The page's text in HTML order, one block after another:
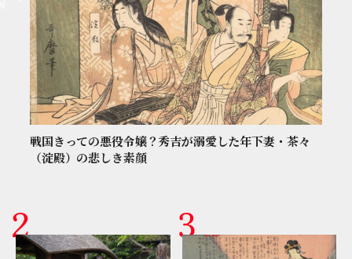
戦国きっての悪役令嬢？秀吉が溺愛した年下妻・茶々
（淀殿）の悲しき素顔